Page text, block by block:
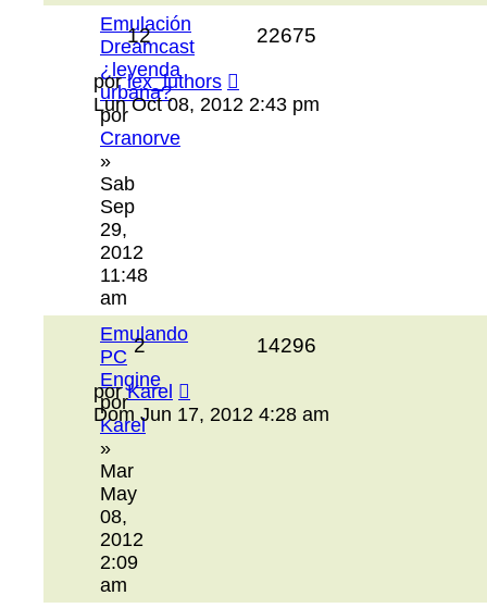
Emulación
Dreamcast
¿leyenda
urbana?
por
Cranorve
»
Sab
Sep
29,
2012
11:48
am
12 22675
porlex_luthors
Lun Oct 08, 2012 2:43 pm
Emulando
PC
Engine
por
Karel
»
Mar
May
08,
2012
2:09
am
2 14296
porKarel
Dom Jun 17, 2012 4:28 am